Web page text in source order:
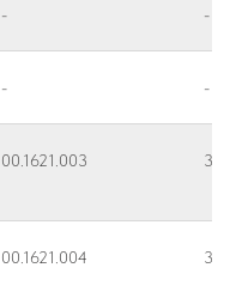
- -
- -
00.1621.003
00.1621.004